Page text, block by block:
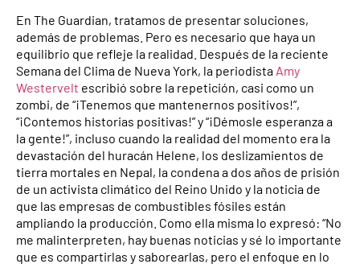
En The Guardian, tratamos de presentar soluciones,
además de problemas. Pero es necesario que haya un
equilibrio que refleje la realidad. Después de la reciente
Semana del Clima de Nueva York, la periodista Amy
Westervelt escribió sobre la repetición, casi como un
zombi, de “¡Tenemos que mantenernos positivos!”,
“¡Contemos historias positivas!” y “¡Démosle esperanza a
la gente!”, incluso cuando la realidad del momento era la
devastación del huracán Helene, los deslizamientos de
tierra mortales en Nepal, la condena a dos años de prisión
de un activista climático del Reino Unido y la noticia de
que las empresas de combustibles fósiles están
ampliando la producción. Como ella misma lo expresó: “No
me malinterpreten, hay buenas noticias y sé lo importante
que es compartirlas y saborearlas, pero el enfoque en lo